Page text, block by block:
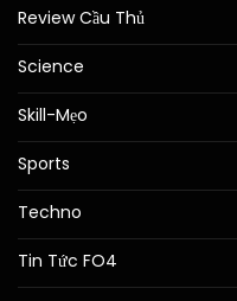
Review Cầu Thủ
Science
Skill-Mẹo
Sports
Techno
Tin Tức FO4